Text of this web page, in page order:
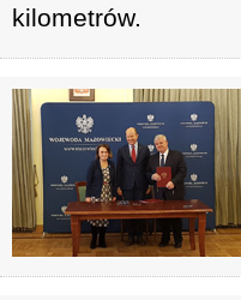
kilometrów.